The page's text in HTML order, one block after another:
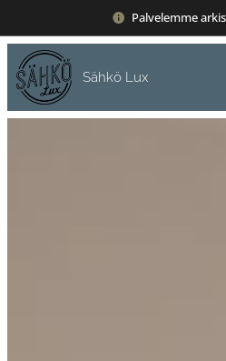
Palvelemme
Sähkö Lux